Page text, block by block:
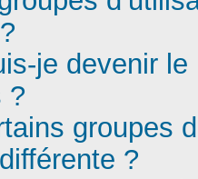
je devenir le
?
groupes
?